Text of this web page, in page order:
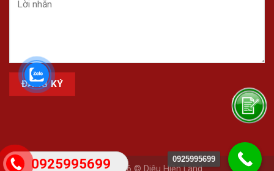
0925995699Copyright 2026 © Diệu Hiền Land
0925995699